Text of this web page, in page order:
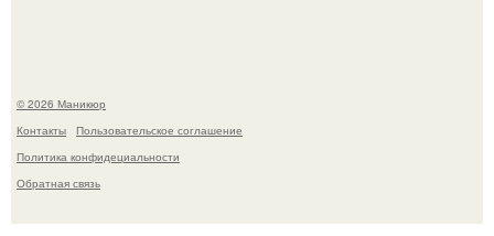
© 2026 Маникюр
Контакты
Пользовательское соглашение
Политика конфидециальности
Обратная связь